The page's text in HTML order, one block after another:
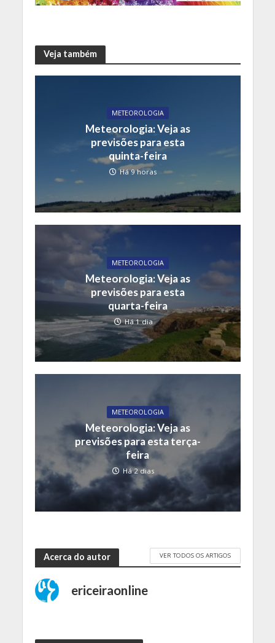
Veja também
METEOROLOGIA
Meteorologia: Veja as
previsões para esta
quinta-feira
Há 9 horas
METEOROLOGIA
Meteorologia: Veja as
previsões para esta
quarta-feira
Há 1 dia
METEOROLOGIA
Meteorologia: Veja as
previsões para esta terça-
feira
Há 2 dias
Acerca do autor VER TODOS OS ARTIGOS
ericeiraonline